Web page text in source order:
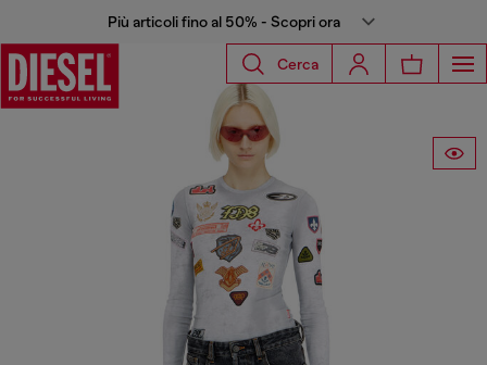
Più articoli fino al 50% - Scopri ora
Cerca